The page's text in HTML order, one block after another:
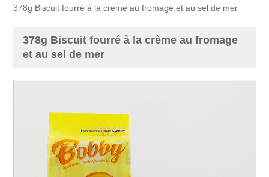
378g Biscuit fourré à la crème au fromage et au sel de mer
378g Biscuit fourré à la crème au fromage
et au sel de mer